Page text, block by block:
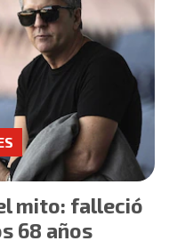
mito: falleció
68 años